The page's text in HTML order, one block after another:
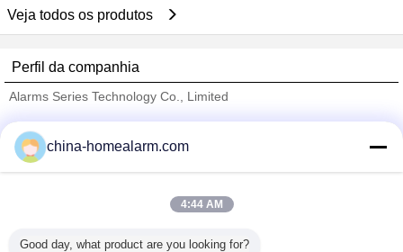
Veja todos os produtos
Perfil da companhia
Alarms Series Technology Co., Limited
Trust Seal
Verified Suplier
china-homealarm.com
4:44 AM
Good day, what product are you looking for?